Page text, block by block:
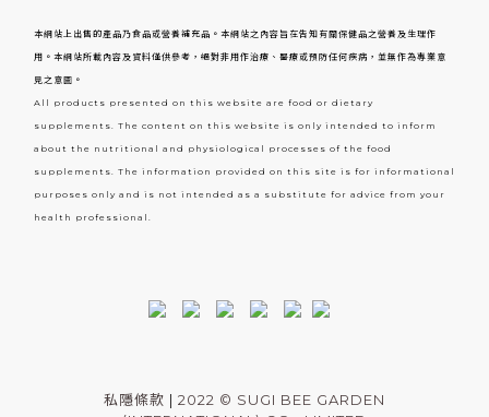
本網站上出售的產品乃食品或營養補充品。本網站之內容旨在告知有關保健品之營養及生理作
用。本網站所載內容及資料僅供參考，絕對非用作治療、醫療或預防任何疾病，並無作為專業意
見之意圖。
All products presented on this website are food or dietary
supplements. The content on this website is only intended to inform
about the nutritional and physiological processes of the food
supplements. The information provided on this site is for informational
purposes only and is not intended as a substitute for advice from your
health professional.
私隱條款 | 2022 © SUGI BEE GARDEN